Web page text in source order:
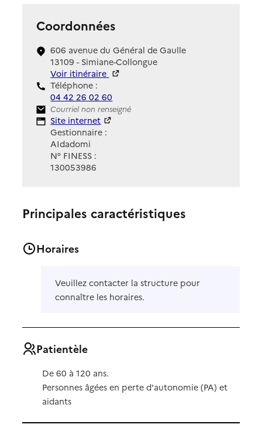
Coordonnées
606 avenue du Général de Gaulle
13109 - Simiane-Collongue
Voir itinéraire
Téléphone :
04 42 26 02 60
Contact
Courriel non renseigné
Site Internet
Site internet
Gestionnaire :
AIdadomi
N° FINESS :
130053986
Principales caractéristiques
Horaires
Veuillez contacter la structure pour
connaître les horaires.
Patientèle
De 60 à 120 ans.
Personnes âgées en perte d'autonomie (PA) et
aidants